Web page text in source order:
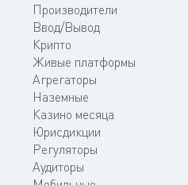
Производители
Ввод/Вывод
Крипто
Живые платформы
Агрегаторы
Наземные
Казино месяца
Юрисдикции
Регуляторы
Аудиторы